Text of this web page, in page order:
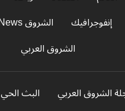
إنفوجرافيك الشروق News
الشروق العربي
الشروق العربي البث الحي